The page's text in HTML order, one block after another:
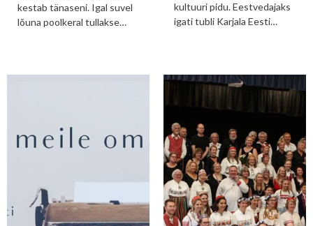
kestab tänaseni. Igal suvel
lõuna poolkeral tullakse…
kultuuri pidu. Eestvedajaks
igati tubli Karjala Eesti…